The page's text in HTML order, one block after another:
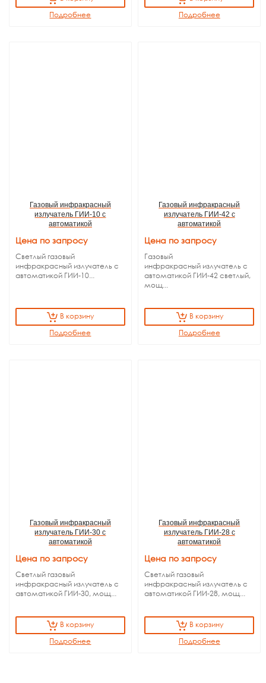
Подробнее
Подробнее
Газовый инфракрасный
излучатель ГИИ-10 с
автоматикой
Цена по запросу
Светлый газовый
инфракрасный излучатель с
автоматикой ГИИ-10...
В корзину
Подробнее
Газовый инфракрасный
излучатель ГИИ-42 с
автоматикой
Цена по запросу
Газовый
инфракрасный излучатель с
автоматикой ГИИ-42 светлый,
мощ...
В корзину
Подробнее
Газовый инфракрасный
излучатель ГИИ-30 с
автоматикой
Цена по запросу
Светлый газовый
инфракрасный излучатель с
автоматикой ГИИ-30, мощ...
В корзину
Подробнее
Газовый инфракрасный
излучатель ГИИ-28 с
автоматикой
Цена по запросу
Светлый газовый
инфракрасный излучатель с
автоматикой ГИИ-28, мощ...
В корзину
Подробнее